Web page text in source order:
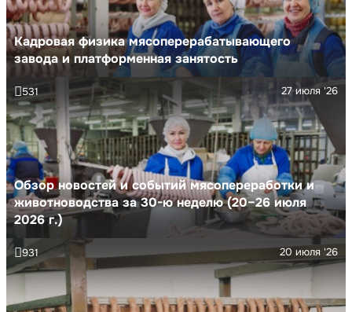
Кадровая физика мясоперерабатывающего
завода и платформенная занятость
Обзор новостей и событий мясопереработки и
животноводства за 30-ю неделю (20–26 июля
2026 г.)
27 июля '26
531
20 июля '26
931